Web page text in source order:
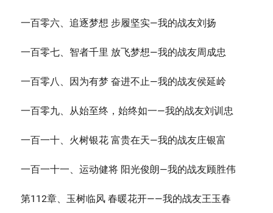
一百零六、追逐梦想 步履坚实—我的战友刘扬
一百零七、智者千里 放飞梦想—我的战友周成忠
一百零八、因为有梦 奋进不止—我的战友侯延岭
一百零九、从始至终，始终如一—我的战友刘训忠
一百一十、火树银花 富贵在天—我的战友庄银富
一百一十一、运动健将 阳光俊朗—我的战友顾胜伟
第112章、玉树临风 春暖花开——我的战友王玉春